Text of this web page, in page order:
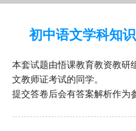
初中语文学科知
本套试题由悟课教育教资教研
文教师证考试的同学。
提交答卷后会有答案解析作为